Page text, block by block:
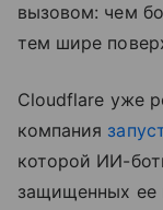
вызовом: чем
тем шире
Cloudflare уже
компания
которой ИИ-
защищенных ее